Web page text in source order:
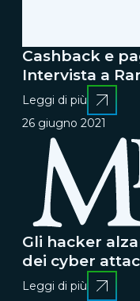
Cashback e
Intervista a
Leggi di più
26 giugno 2021
Gli hacker
dei cyber
Leggi di più